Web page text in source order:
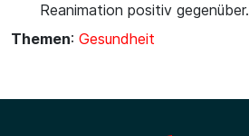
Reanimation positiv gegenüber.
Themen: Gesundheit